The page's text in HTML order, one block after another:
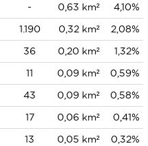
- 0,63 km²
4,10%
1.190 0,32 km²
2,08%
36 0,20 km²
1,32%
11 0,09 km²
0,59%
43 0,09 km²
0,58%
17 0,06 km²
0,41%
13 0,05 km²
0,32%